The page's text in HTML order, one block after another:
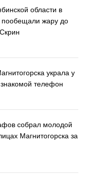
области в
жару до
украла у
телефон
собрал молодой
Магнитогорска за